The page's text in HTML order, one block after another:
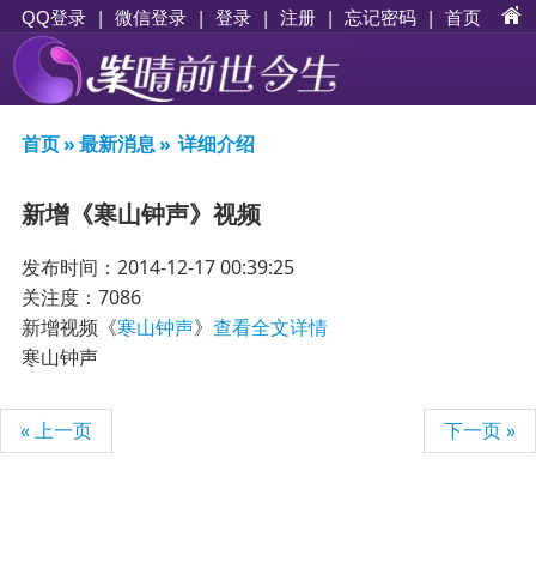
QQ登录 | 微信登录 | 登录 | 注册 | 忘记密码 | 首页
首页»最新消息» 详细介绍
新增《寒山钟声》视频
发布时间：2014-12-17 00:39:25
关注度：7086
新增视频《寒山钟声》 查看全文详情
寒山钟声
« 上一页 下一页 »